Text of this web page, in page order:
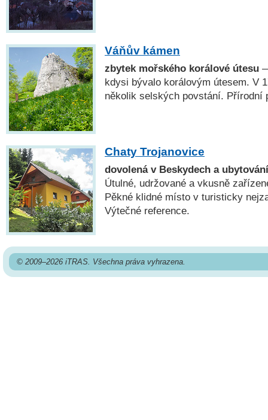
Váňův kámen
zbytek mořského korálové útesu
kdysi bývalo korálovým útesem. V
několik selských povstání. Přírodní
Chaty Trojanovice
dovolená v Beskydech a
Útulné, udržované a vkusně
Pěkné klidné místo v turisticky
Výtečné reference.
© 2009–2026 iTRAS. Všechna práva vyhrazena.